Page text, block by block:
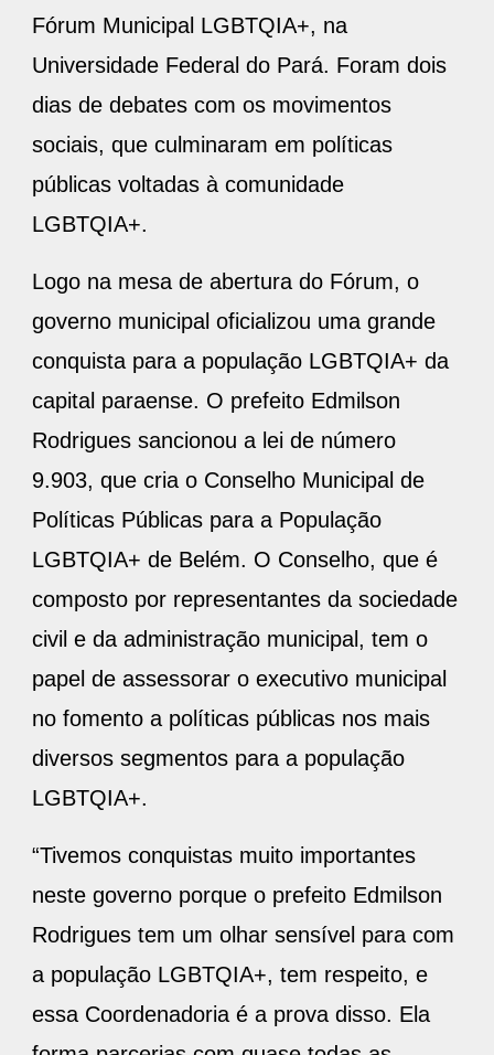
Fórum Municipal LGBTQIA+, na
Universidade Federal do Pará. Foram dois
dias de debates com os movimentos
sociais, que culminaram em políticas
públicas voltadas à comunidade
LGBTQIA+.
Logo na mesa de abertura do Fórum, o
governo municipal oficializou uma grande
conquista para a população LGBTQIA+ da
capital paraense. O prefeito Edmilson
Rodrigues sancionou a lei de número
9.903, que cria o Conselho Municipal de
Políticas Públicas para a População
LGBTQIA+ de Belém. O Conselho, que é
composto por representantes da sociedade
civil e da administração municipal, tem o
papel de assessorar o executivo municipal
no fomento a políticas públicas nos mais
diversos segmentos para a população
LGBTQIA+.
“Tivemos conquistas muito importantes
neste governo porque o prefeito Edmilson
Rodrigues tem um olhar sensível para com
a população LGBTQIA+, tem respeito, e
essa Coordenadoria é a prova disso. Ela